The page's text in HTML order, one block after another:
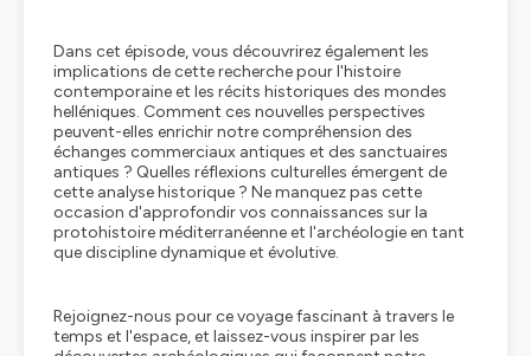
Dans cet épisode, vous découvrirez également les
implications de cette recherche pour l'histoire
contemporaine et les récits historiques des mondes
helléniques. Comment ces nouvelles perspectives
peuvent-elles enrichir notre compréhension des
échanges commerciaux antiques et des sanctuaires
antiques ? Quelles réflexions culturelles émergent de
cette analyse historique ? Ne manquez pas cette
occasion d'approfondir vos connaissances sur la
protohistoire méditerranéenne et l'archéologie en tant
que discipline dynamique et évolutive.
Rejoignez-nous pour ce voyage fascinant à travers le
temps et l'espace, et laissez-vous inspirer par les